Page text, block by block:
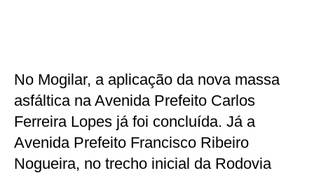
No Mogilar, a aplicação da nova massa
asfáltica na Avenida Prefeito Carlos
Ferreira Lopes já foi concluída. Já a
Avenida Prefeito Francisco Ribeiro
Nogueira, no trecho inicial da Rodovia